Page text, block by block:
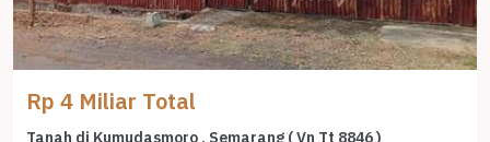
Rp 4 Miliar Total
Tanah di Kumudasmoro , Semarang ( Vn Tt 8846 )